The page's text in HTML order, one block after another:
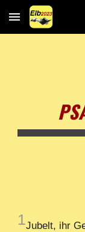
Skip to main
1Jubelt, ihr